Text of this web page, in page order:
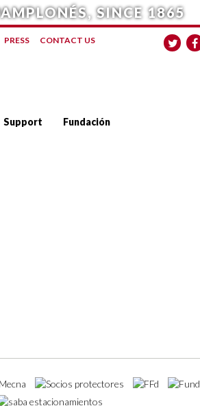
SINCE 1865
PRESS CONTACT US
Support Fundación